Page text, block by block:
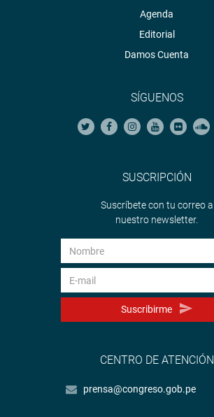
Agenda
Editorial
Damos Cuenta
SÍGUENOS
SUSCRIPCIÓN
Suscríbete con tu correo a
nuestro newsletter.
Suscribirme
CENTRO DE ATENCIÓN
prensa@congreso.gob.pe